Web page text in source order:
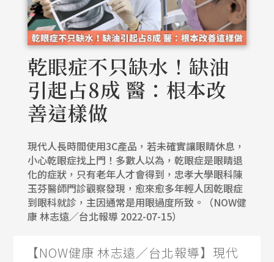
乾眼症不只缺水！缺油
引起占8成 醫：根本改
善這樣做
現代人長時間使用3C產品，若未確實讓眼睛休息，
小心乾眼症找上門！多數人以為，乾眼症是眼睛退
化的症狀，只有老年人才會得到，忠孝大學眼科陳
玉芬醫師門診觀察發現，愈來愈多年輕人因乾眼症
到眼科就診，主因通常是用眼過度所致。（NOW健
康 林志遠／台北報導 2022-07-15）
【NOW健康 林志遠／台北報導】現代